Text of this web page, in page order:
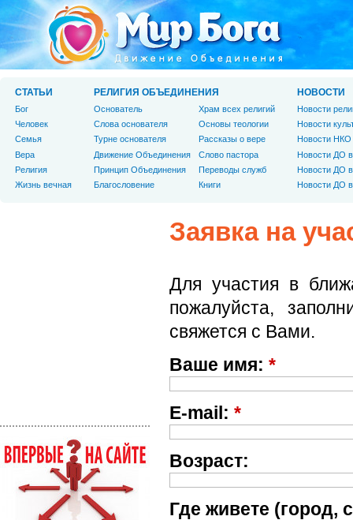
Заявка на
Для участия в
пожалуйста,
свяжется с Вами.
Ваше имя: *
E-mail: *
Возраст:
Где живете (город,
СТАТЬИ
Бог
Человек
Cемья
Вера
Религия
Жизнь вечная
РЕЛИГИЯ ОБЪЕДИНЕНИЯ
Основатель
Слова основателя
Турне основателя
Движение Объединения
Принцип Объединения
Благословение
Храм всех религий
Основы теологии
Рассказы о вере
Слово пастора
Переводы служб
Книги
НОВОСТИ
Новости
Новости
Новости НКО
Новости ДО
Новости ДО
Новости ДО